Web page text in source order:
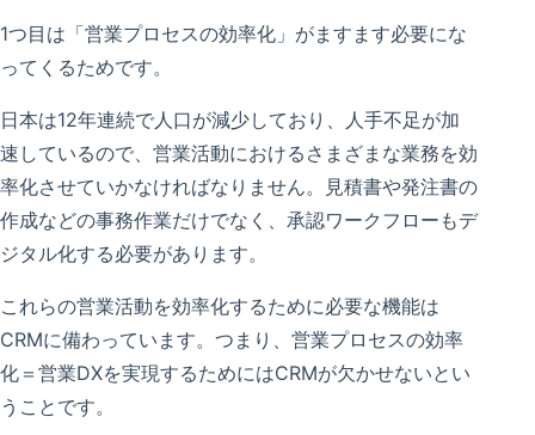
1つ目は「営業プロセスの効率化」がますます必要にな
ってくるためです。
日本は12年連続で人口が減少しており、人手不足が加
速しているので、営業活動におけるさまざまな業務を効
率化させていかなければなりません。見積書や発注書の
作成などの事務作業だけでなく、承認ワークフローもデ
ジタル化する必要があります。
これらの営業活動を効率化するために必要な機能は
CRMに備わっています。つまり、営業プロセスの効率
化＝営業DXを実現するためにはCRMが欠かせないとい
うことです。